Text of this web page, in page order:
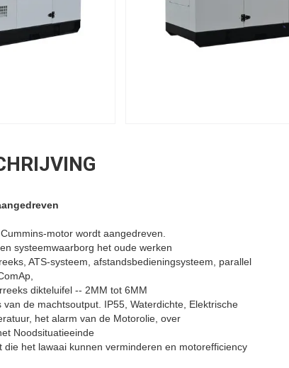
motor wordt aangedreven.
systeemwaarborg het oude werken
ATS-systeem, afstandsbedieningsysteem, parallel
dikteluifel -- 2MM tot 6MM
de machtsoutput. IP55, Waterdichte, Elektrische
het alarm van de Motorolie, over
Noodsituatieeinde
het lawaai kunnen verminderen en motorefficiency